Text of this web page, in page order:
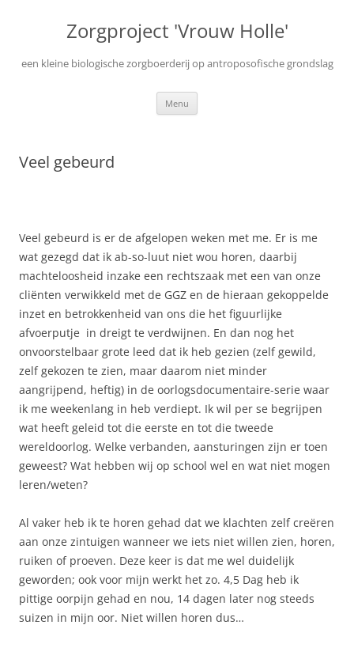
Zorgproject 'Vrouw Holle'
een kleine biologische zorgboerderij op antroposofische grondslag
Menu
Veel gebeurd
Veel gebeurd is er de afgelopen weken met me. Er is me
wat gezegd dat ik ab-so-luut niet wou horen, daarbij
machteloosheid inzake een rechtszaak met een van onze
cliënten verwikkeld met de GGZ en de hieraan gekoppelde
inzet en betrokkenheid van ons die het figuurlijke
afvoerputje in dreigt te verdwijnen. En dan nog het
onvoorstelbaar grote leed dat ik heb gezien (zelf gewild,
zelf gekozen te zien, maar daarom niet minder
aangrijpend, heftig) in de oorlogsdocumentaire-serie waar
ik me weekenlang in heb verdiept. Ik wil per se begrijpen
wat heeft geleid tot die eerste en tot die tweede
wereldoorlog. Welke verbanden, aansturingen zijn er toen
geweest? Wat hebben wij op school wel en wat niet mogen
leren/weten?
Al vaker heb ik te horen gehad dat we klachten zelf creëren
aan onze zintuigen wanneer we iets niet willen zien, horen,
ruiken of proeven. Deze keer is dat me wel duidelijk
geworden; ook voor mijn werkt het zo. 4,5 Dag heb ik
pittige oorpijn gehad en nou, 14 dagen later nog steeds
suizen in mijn oor. Niet willen horen dus…